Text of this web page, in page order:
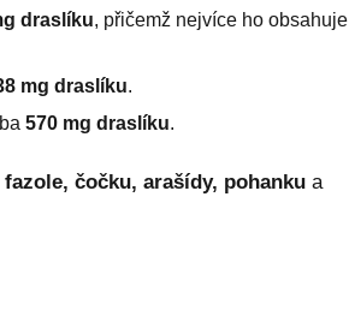
draslíku, přičemž nejvíce ho obsahuje
mg draslíku.
570 mg draslíku.
čočku, arašídy, pohankua